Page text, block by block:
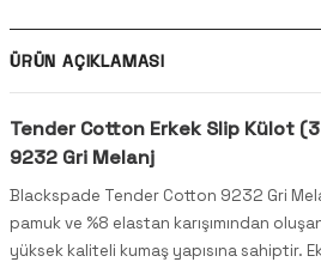
ÜRÜN AÇIKLAMASI
Tender Cotton Erkek Slip Külot
9232 Gri Melanj
Blackspade Tender Cotton 9232 Gri
pamuk ve %8 elastan karışımından
yüksek kaliteli kumaş yapısına sahiptir.